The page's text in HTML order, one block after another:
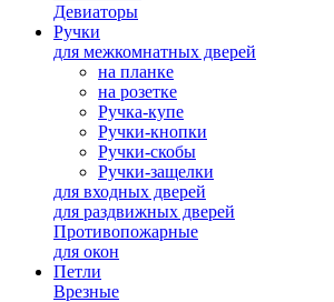
Девиаторы
Ручки
для межкомнатных дверей
на планке
на розетке
Ручка-купе
Ручки-кнопки
Ручки-скобы
Ручки-защелки
для входных дверей
для раздвижных дверей
Противопожарные
для окон
Петли
Врезные